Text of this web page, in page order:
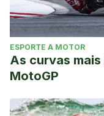
ESPORTE A MOTOR
As curvas
MotoGP